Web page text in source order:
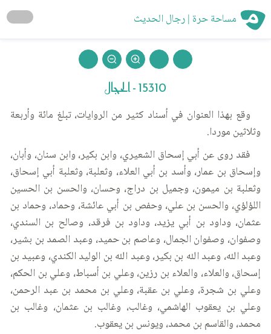
مساحة حرة | رجال الحديث
15310 - الحجال
وقع بهذا العنوان في أسناد كثير من الروايات، تبلغ مائة وأربعة
وثلاثين موردا.
فقد روى عن أبي إسحاق الشعيري، وابن بكير، وابن سنان، وأبان،
وإسحاق بن عمار، وأسد بن أبي العلاء، وثعلبة، وثعلبة أبي إسحاق،
وثعلبة بن ميمون، وجميل بن دراج، وحسان، والحسن بن الحسين
اللؤلؤي، والحسن بن علي، وحفص بن أبي عائشة، وحماد، وحماد بن
عثمان، وداود بن أبي يزيد، وداود بن فرقد، وصالح بن السندي،
وصفوان، وصفوان الجمال، وعاصم بن حميد، وعبد الصمد بن بشير،
وعبد الله، وعبد الله بن بكير، وعبد الله بن الوليد الكندي، وعبيد بن
إسحاق، والعلاء، والعلاء بن رزين، وعلي بن أسباط، وعلي بن الحكم،
وعلي بن شجرة، وعلي بن عقبة، وعلي بن محمد بن عبد الرحمن،
وعلي بن يعقوب الهاشمي، وغالب، وغالب بن عثمان، وغالب بن
محمد، والقاسم بن محمد، ويونس بن يعقوب.